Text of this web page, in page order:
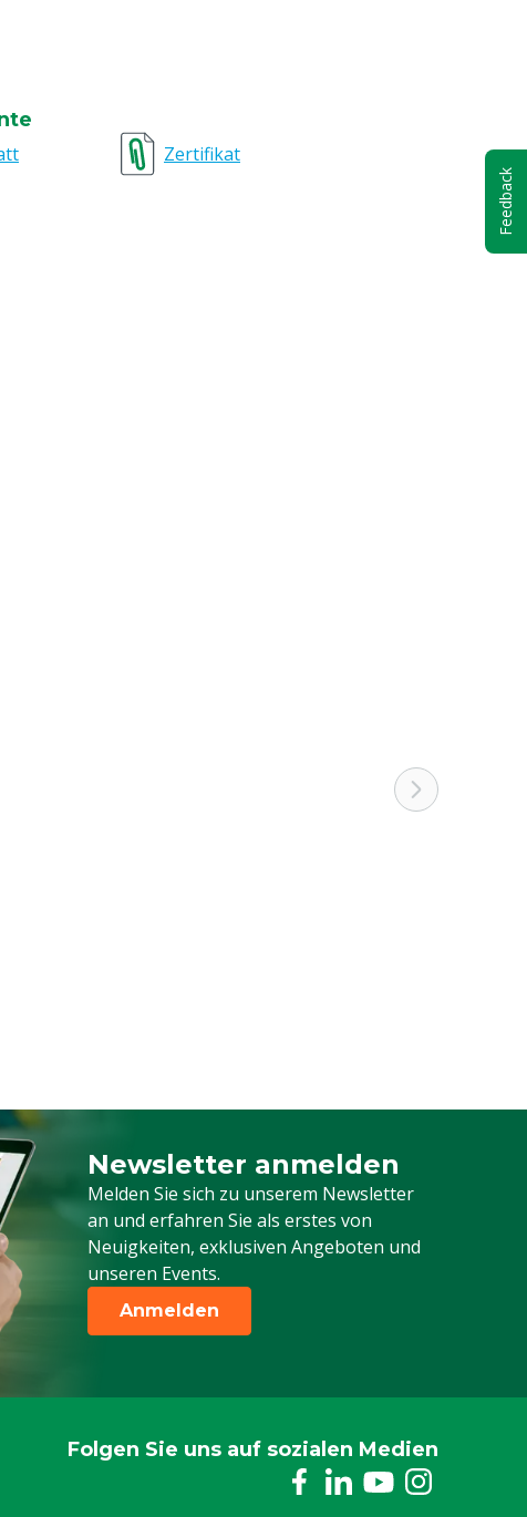
Zertifikat
Newsletter anmelden
Melden Sie sich zu unserem Newsletter
an und erfahren Sie als erstes von
Neuigkeiten, exklusiven Angeboten und
unseren Events.
Melden Sie sich für unseren Newsletter
Anmelden
Folgen Sie uns auf sozialen Medien
Feedback